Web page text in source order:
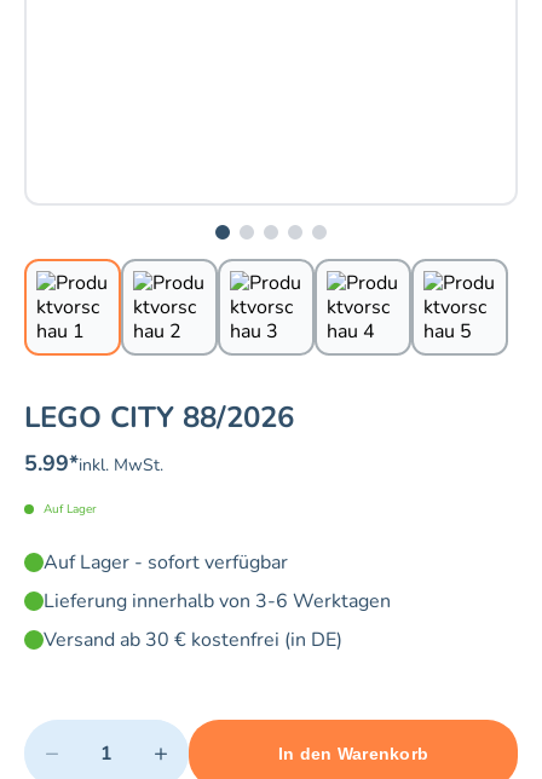
LEGO CITY 88/2026
5.99*inkl. MwSt.
Auf Lager
Auf Lager - sofort verfügbar
Lieferung innerhalb von 3-6 Werktagen
Versand ab 30 € kostenfrei (in DE)
Quantity
− +
Minimum quantity: 1 Maximum quantity: 20
In den Warenkorb
Add 1 item to cart